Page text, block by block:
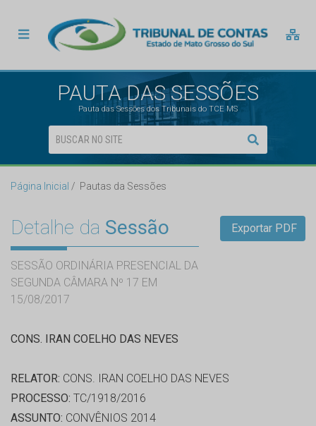
PAUTA DAS SESSÕES
Pauta das Sessões dos Tribunais do TCE MS
Página Inicial Pautas da Sessões
Detalhe da Sessão
SESSÃO ORDINÁRIA PRESENCIAL DA
SEGUNDA CÂMARA Nº 17 EM
15/08/2017
Exportar PDF
CONS. IRAN COELHO DAS NEVES
RELATOR: CONS. IRAN COELHO DAS NEVES
PROCESSO: TC/1918/2016
ASSUNTO: CONVÊNIOS 2014